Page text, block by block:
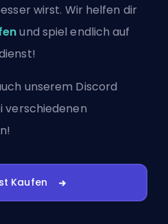
wirst. Wir helfen dir
und spiel endlich auf
unserem Discord
verschiedenen
Kaufen